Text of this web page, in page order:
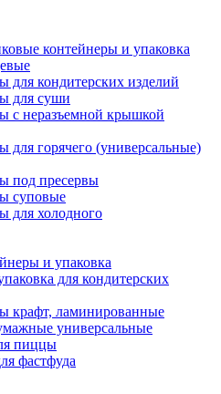
контейнеры и упаковка
для кондитерских изделий
для суши
с неразъемной крышкой
для горячего (универсальные)
под пресервы
суповые
для холодного
и упаковка
для кондитерских
крафт, ламинированные
универсальные
пиццы
фастфуда